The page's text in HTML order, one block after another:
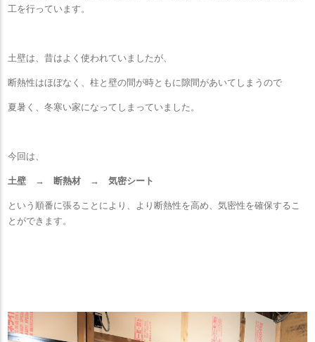
工を行っています。
土壁は、昔はよく使われていましたが、
断熱性はほぼなく、柱と壁の間が時ともに隙間があいてしまうので
夏暑く、冬寒い家になってしまっていました。
今回は、
土壁 → 断熱材 → 気密シート
という順番に張ることにより、より断熱性を高め、気密性を確保するこ
とができます。